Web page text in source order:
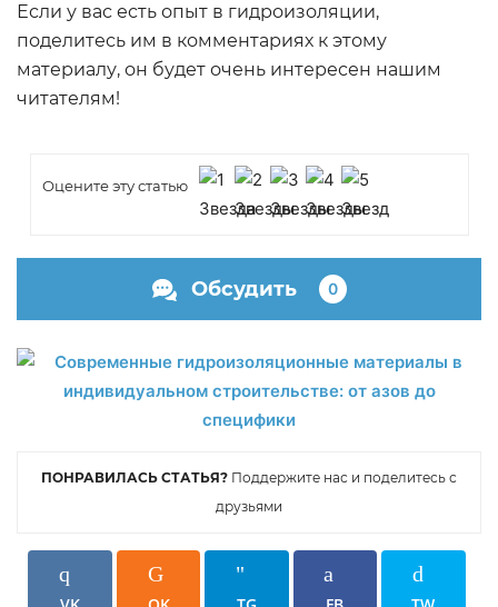
Если у вас есть опыт в гидроизоляции,
поделитесь им в комментариях к этому
материалу, он будет очень интересен нашим
читателям!
Оцените эту статью
Обсудить 0
ПОНРАВИЛАСЬ СТАТЬЯ? Поддержите нас и поделитесь с
друзьями